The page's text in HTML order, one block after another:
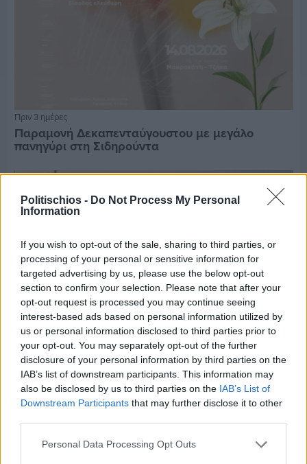
Politischios - Do Not Process My Personal
Information
If you wish to opt-out of the sale, sharing to third parties, or
processing of your personal or sensitive information for
targeted advertising by us, please use the below opt-out
section to confirm your selection. Please note that after your
opt-out request is processed you may continue seeing
interest-based ads based on personal information utilized by
us or personal information disclosed to third parties prior to
your opt-out. You may separately opt-out of the further
disclosure of your personal information by third parties on the
IAB’s list of downstream participants. This information may
also be disclosed by us to third parties on the IAB’s List of
Downstream Participants that may further disclose it to other
Personal Data Processing Opt Outs
Πριν 3 ημέρες
Παραμονή Δεκαπενταύγουστου με μεγάλο
πανηγύρι στη Σιδηρούντα
Πριν 3 ημέρες
70 χρόνια ιστορίας και συγκίνησης για το